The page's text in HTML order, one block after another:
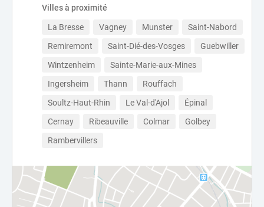
Villes à proximité
La Bresse Vagney Munster
Saint-Nabord
Remiremont
Saint-Dié-des-Vosges
Guebwiller
Wintzenheim
Sainte-Marie-aux-Mines
Ingersheim
Thann
Rouffach
Soultz-Haut-Rhin
Le Val-d'Ajol
Épinal
Cernay
Ribeauville Colmar
Golbey
Rambervillers